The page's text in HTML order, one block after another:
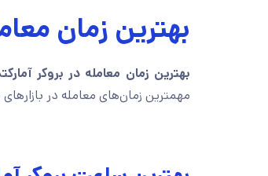
بهترین زمان
بهترین زمان معامله در بروکر
مهمترین زمان‌های معامله در